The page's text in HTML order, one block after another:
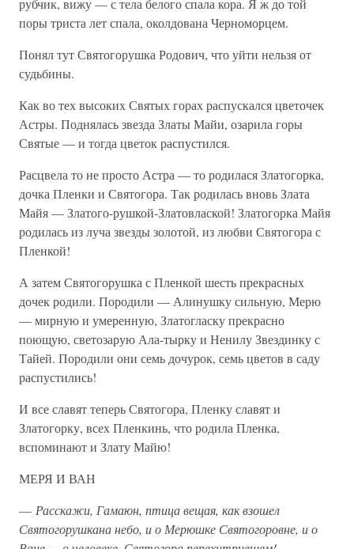
рубчик, вижу — с тела белого спала кора. Я ж до той
поры триста лет спала, околдована Черноморцем.
Понял тут Святогорушка Родович, что уйти нельзя от
судьбины.
Как во тех высоких Святых горах распускался цветочек
Астры. Поднялась звезда Златы Майи, озарила горы
Святые — и тогда цветок распустился.
Расцвела то не просто Астра — то родилася Златогорка,
дочка Пленки и Святогора. Так родилась вновь Злата
Майя — Златого-рушкой-Златовлаской! Златогорка Майя
родилась из луча звезды золотой, из любви Святогора с
Пленкой!
А затем Святогорушка с Пленкой шесть прекрасных
дочек родили. Породили — Алинушку сильную, Мерю
— мирную и умеренную, Златогласку прекрасно
поющую, светозарую Ала-тырку и Ненилу Звездинку с
Тайей. Породили они семь дочурок, семь цветов в саду
распустились!
И все славят теперь Святогора, Пленку славят и
Златогорку, всех Пленкинь, что родила Пленка,
вспоминают и Злату Майю!
МЕРЯ И ВАН
— Расскажи, Гамаюн, птица вещая, как взошел
Святогорушкана небо, и о Мерюшке Святогоровне, и о